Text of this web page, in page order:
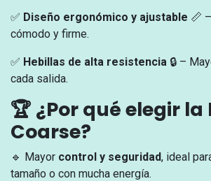
✅ Diseño ergonómico y ajustable 📏
cómodo y firme.
✅ Hebillas de alta resistencia 🔒 –
cada salida.
🏆 ¿Por qué elegir la
Coarse?
🔹 Mayor control y seguridad, ideal
tamaño o con mucha energía.